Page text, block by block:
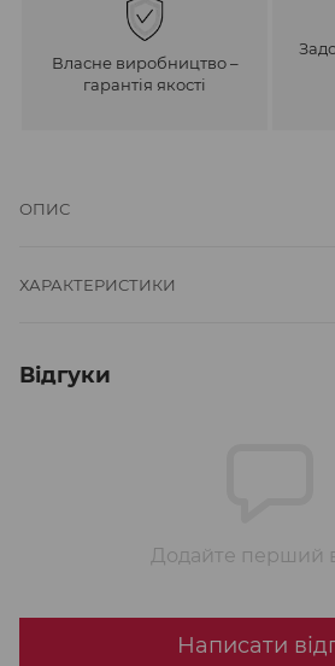
Власне виробництво –
гарантія якості
ОПИС
ХАРАКТЕРИСТИКИ
Відгуки
Додайте перший
Написати